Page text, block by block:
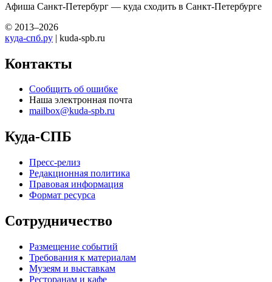
Афиша Санкт-Петербург — куда сходить в Санкт-Петербурге
© 2013–2026
куда-спб.ру | kuda-spb.ru
Контакты
Сообщить об ошибке
Наша электронная почта
mailbox@kuda-spb.ru
Куда-СПБ
Пресс-релиз
Редакционная политика
Правовая информация
Формат ресурса
Сотрудничество
Размещение событий
Требования к материалам
Музеям и выставкам
Ресторанам и кафе